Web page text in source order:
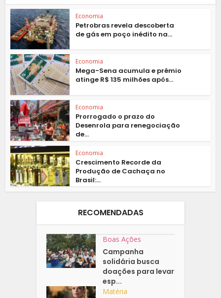
Economia
Petrobras revela descoberta
de gás em poço inédito na...
Economia
Mega-Sena acumula e prêmio
atinge R$ 135 milhões após...
Economia
Prorrogado o prazo do
Desenrola para renegociação
de...
Economia
Crescimento Recorde da
Produção de Cachaça no
Brasil:...
RECOMENDADAS
Boas Ações
Campanha
solidária busca
doações para levar
esp...
Matéria